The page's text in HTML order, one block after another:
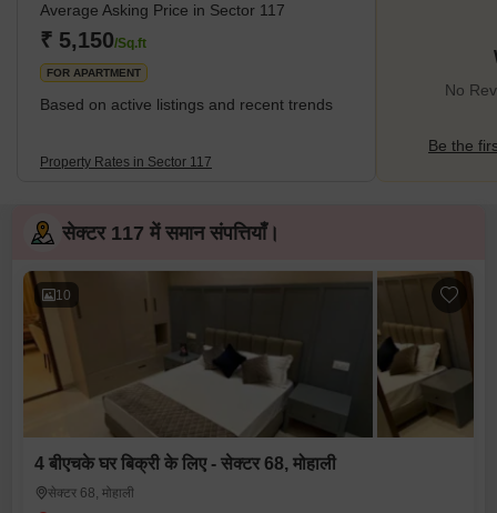
Average Asking Price in Sector 117
₹ 5,150/Sq.ft
FOR APARTMENT
Based on active listings and recent trends
Property Rates in Sector 117
No
Be the
सेक्टर 117 में समान संपत्तियाँ।
10
4 बीएचके घर बिक्री के लिए - सेक्टर 68, मोहाली
सेक्टर 68, मोहाली